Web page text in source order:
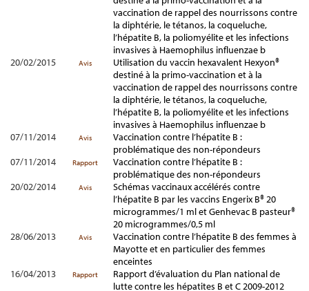
vaccination de rappel des nourrissons contre
la diphtérie, le tétanos, la coqueluche,
l’hépatite B, la poliomyélite et les infections
invasives à Haemophilus influenzae b
20/02/2015
Avis
Utilisation du vaccin hexavalent Hexyon®
destiné à la primo-vaccination et à la
vaccination de rappel des nourrissons contre
la diphtérie, le tétanos, la coqueluche,
l’hépatite B, la poliomyélite et les infections
invasives à Haemophilus influenzae b
07/11/2014
Avis
Vaccination contre l’hépatite B :
problématique des non-répondeurs
07/11/2014
Rapport
Vaccination contre l’hépatite B :
problématique des non-répondeurs
20/02/2014
Avis
Schémas vaccinaux accélérés contre
l’hépatite B par les vaccins Engerix B® 20
microgrammes/1 ml et Genhevac B pasteur®
20 microgrammes/0,5 ml
28/06/2013
Avis
Vaccination contre l’hépatite B des femmes à
Mayotte et en particulier des femmes
enceintes
16/04/2013
Rapport
Rapport d’évaluation du Plan national de
lutte contre les hépatites B et C 2009-2012